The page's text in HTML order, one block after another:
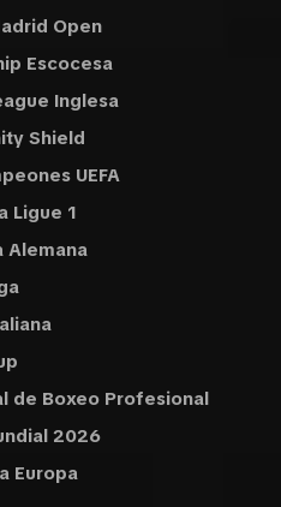
Open
Escocesa
Inglesa
Shield
UEFA
Ligue 1
Alemana
Italiana
Cup
de Boxeo Profesional
2026
Europa